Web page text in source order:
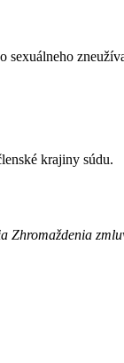
sexuálneho
krajiny súdu.
Zhromaždenia